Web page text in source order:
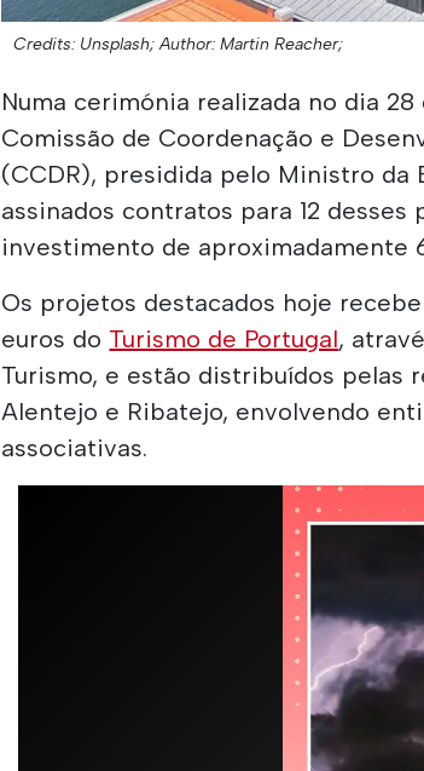
Credits: Unsplash; Author: Martin Reacher;
Numa cerimónia realizada no dia
Comissão de Coordenação e
(CCDR), presidida pelo Ministro da
assinados contratos para 12
investimento de aproximadamente
Os projetos destacados hoje
euros do Turismo de Portugal,
Turismo, e estão distribuídos pelas
Alentejo e Ribatejo, envolvendo
associativas.